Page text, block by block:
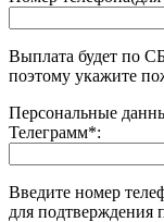
Выплата будет по
поэтому укажите
Персональные
Телеграмм*:
Введите номер
для подтверждения